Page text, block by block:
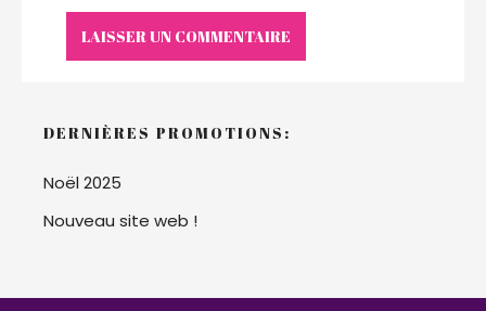
DERNIÈRES PROMOTIONS:
Noël 2025
Nouveau site web !